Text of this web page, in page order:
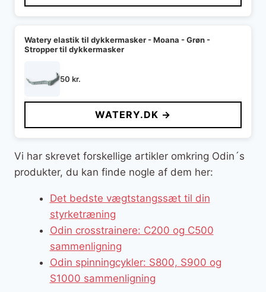
Watery elastik til dykkermasker - Moana - Grøn -
Stropper til dykkermasker
50 kr.
WATERY.DK →
Vi har skrevet forskellige artikler omkring Odin´s
produkter, du kan finde nogle af dem her:
Det bedste vægtstangssæt til din
styrketræning
Odin crosstrainere: C200 og C500
sammenligning
Odin spinningcykler: S800, S900 og
S1000 sammenligning